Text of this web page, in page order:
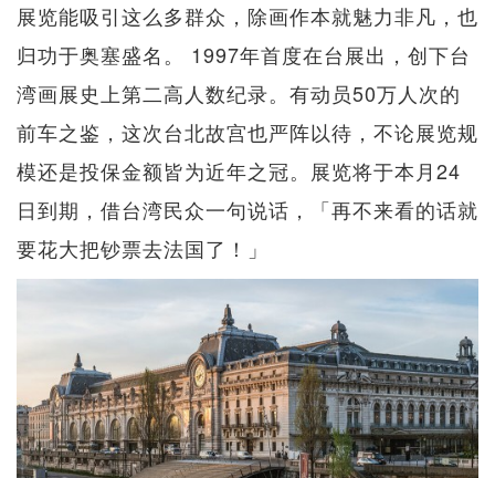
展览能吸引这么多群众，除画作本就魅力非凡，也
归功于奥塞盛名。 1997年首度在台展出，创下台
湾画展史上第二高人数纪录。有动员50万人次的
前车之鉴，这次台北故宫也严阵以待，不论展览规
模还是投保金额皆为近年之冠。展览将于本月24
日到期，借台湾民众一句说话，「再不来看的话就
要花大把钞票去法国了！」